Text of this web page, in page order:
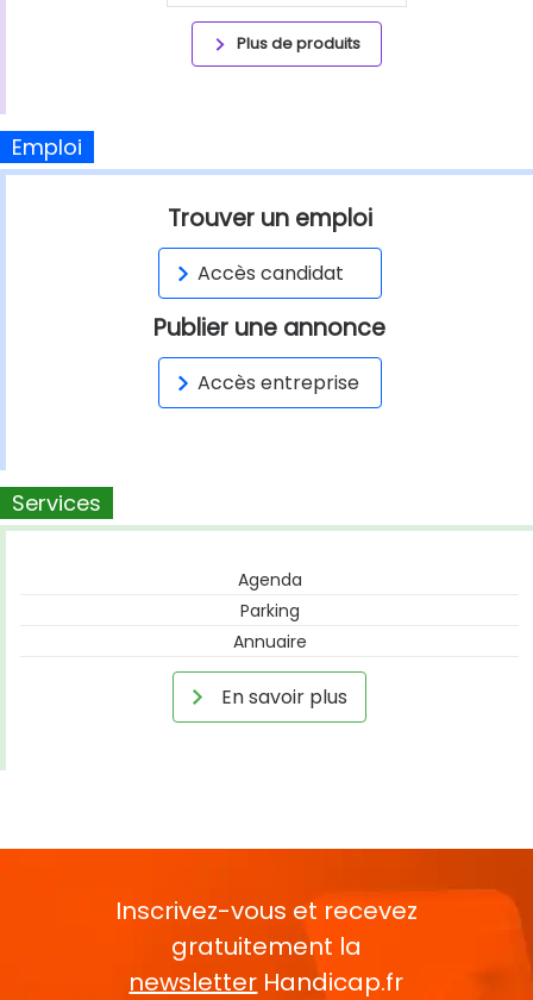
Plus de produits
Emploi
Trouver un emploi
Accès candidat
Publier une annonce
Accès entreprise
Services
Agenda
Parking
Annuaire
En savoir plus
Inscrivez-vous et recevez
gratuitement la
newsletter Handicap.fr